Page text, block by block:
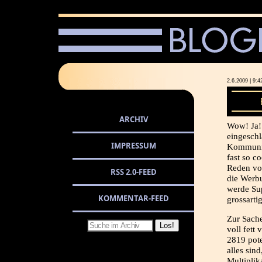
2.6.2009 |
Wow!
fast so
Reden
die
werde
Zur
voll fett
2819
alles
ARCHIV
IMPRESSUM
RSS 2.0-FEED
KOMMENTAR-FEED